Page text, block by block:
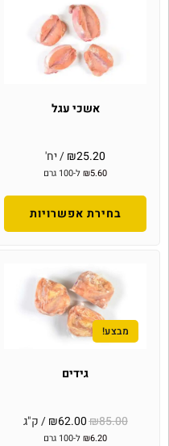
אשכי עגל
₪25.20 / יח'
₪5.60 ל-100 גרם
בחירת אפשרויות
מבצע!
גידים
₪85.00
₪62.00 / ק"ג
₪6.20 ל-100 גרם